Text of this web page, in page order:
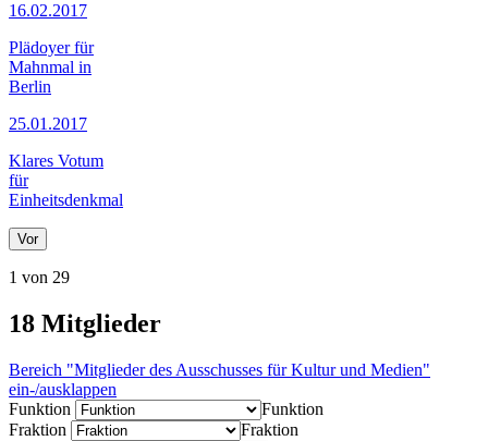
16.02.2017
Plädoyer für
Mahnmal in
Berlin
25.01.2017
Klares Votum
für
Einheitsdenkmal
Vor
1 von 29
18 Mitglieder
Bereich "Mitglieder des Ausschusses für Kultur und Medien"
ein-/ausklappen
Funktion
Funktion
Fraktion
Fraktion